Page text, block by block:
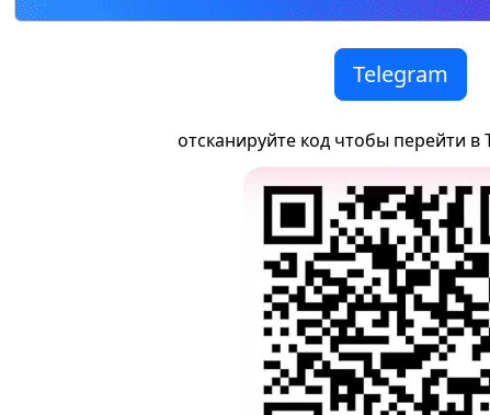
Telegram
отсканируйте код чтобы перейти в